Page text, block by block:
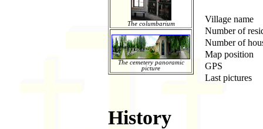
The columbarium
The cemetery panoramic
picture
Village name
Number of
Number of
Map position
GPS
Last pictures
History